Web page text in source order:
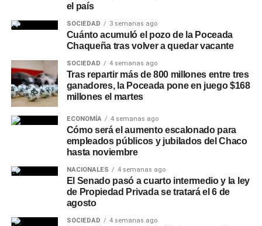
la influencia del SUTEBA sobre el sindicalismo docente
nacional es indirecta pero real: como parte de la CTERA
—la confederación que nuclea a todos los sindicatos
gremio bonaerense tienen peso en las definiciones de las
medidas de fuerza nacionales y en los reclamos que se
llevan a la mesa de negociación con el gobierno federal.
Roberto Baradel deja SUTEBA y
cómo repercute en el Chaco
En el Chaco, el sindicato docente ATECH y la Unión de
Docentes de la Provincia (UDEPCH) son los actores
principales de las negociaciones paritarias provinciales.
Pero cuando laCTERA convoca a un paro nacional —
; la jueza de Faltas Provincial, Eliana López
Piccilli; la jueza de Faltas Municipal, Gimena Vázquez; el
director de Zona Interior Charata, Antonio Rudaz; el
secretario de Tránsito, Carlos Aoad; el jefe del 911, Juan
Antonio Cabrera; el representante de Policía Caminera,
Mario Sosa, y el presidente del Concejo Municipal,
Alejandro Barcala.
Más noticias de CharataenCharataChaco.Net.
el país
SOCIEDAD 3 semanas ago
Cuánto acumuló el pozo de la Poceada
Chaqueña tras volver a quedar vacante
SOCIEDAD 4 semanas ago
Tras repartir más de 800 millones entre tres
ganadores, la Poceada pone en juego $168
millones el martes
ECONOMÍA 4 semanas ago
Cómo será el aumento escalonado para
empleados públicos y jubilados del Chaco
hasta noviembre
NACIONALES 4 semanas ago
El Senado pasó a cuarto intermedio y la ley
de Propiedad Privada se tratará el 6 de
agosto
SOCIEDAD 4 semanas ago